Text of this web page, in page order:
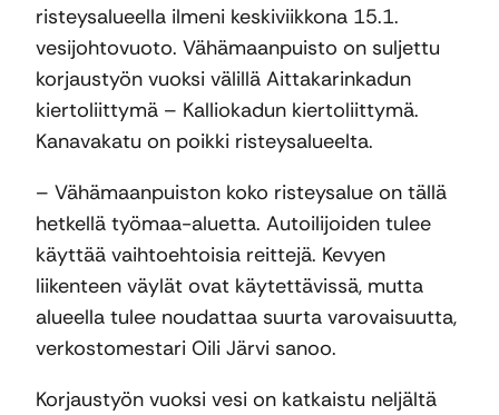
risteysalueella ilmeni keskiviikkona 15.1.
vesijohtovuoto. Vähämaanpuisto on suljettu
korjaustyön vuoksi välillä Aittakarinkadun
kiertoliittymä – Kalliokadun kiertoliittymä.
Kanavakatu on poikki risteysalueelta.
– Vähämaanpuiston koko risteysalue on tällä
hetkellä työmaa-aluetta. Autoilijoiden tulee
käyttää vaihtoehtoisia reittejä. Kevyen
liikenteen väylät ovat käytettävissä, mutta
alueella tulee noudattaa suurta varovaisuutta,
verkostomestari Oili Järvi sanoo.
Korjaustyön vuoksi vesi on katkaistu neljältä